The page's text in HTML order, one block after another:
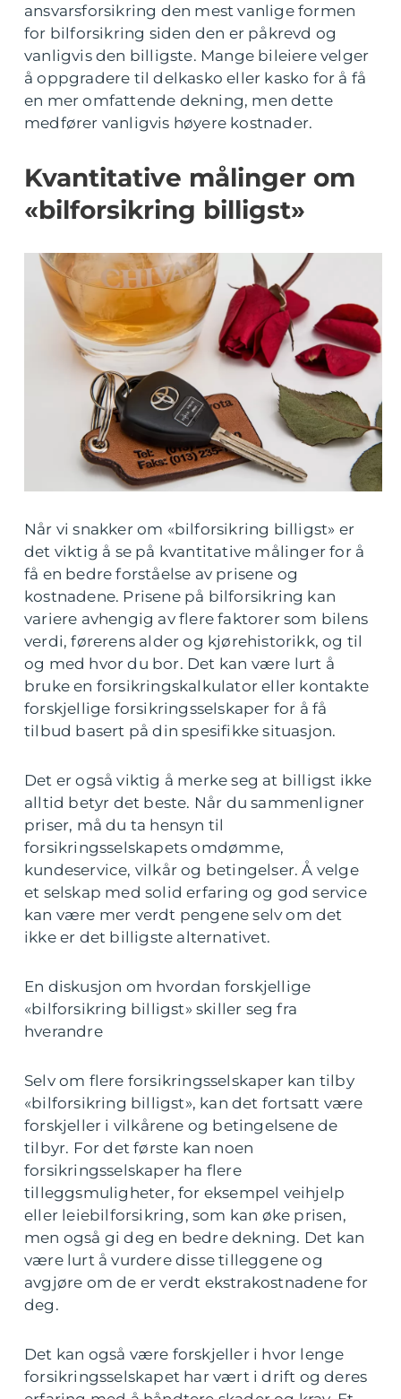
ansvarsforsikring den mest vanlige formen
for bilforsikring siden den er påkrevd og
vanligvis den billigste. Mange bileiere velger
å oppgradere til delkasko eller kasko for å få
en mer omfattende dekning, men dette
medfører vanligvis høyere kostnader.
Kvantitative målinger om
«bilforsikring billigst»
Når vi snakker om «bilforsikring billigst» er
det viktig å se på kvantitative målinger for å
få en bedre forståelse av prisene og
kostnadene. Prisene på bilforsikring kan
variere avhengig av flere faktorer som bilens
verdi, førerens alder og kjørehistorikk, og til
og med hvor du bor. Det kan være lurt å
bruke en forsikringskalkulator eller kontakte
forskjellige forsikringsselskaper for å få
tilbud basert på din spesifikke situasjon.
Det er også viktig å merke seg at billigst ikke
alltid betyr det beste. Når du sammenligner
priser, må du ta hensyn til
forsikringsselskapets omdømme,
kundeservice, vilkår og betingelser. Å velge
et selskap med solid erfaring og god service
kan være mer verdt pengene selv om det
ikke er det billigste alternativet.
En diskusjon om hvordan forskjellige
«bilforsikring billigst» skiller seg fra
hverandre
Selv om flere forsikringsselskaper kan tilby
«bilforsikring billigst», kan det fortsatt være
forskjeller i vilkårene og betingelsene de
tilbyr. For det første kan noen
forsikringsselskaper ha flere
tilleggsmuligheter, for eksempel veihjelp
eller leiebilforsikring, som kan øke prisen,
men også gi deg en bedre dekning. Det kan
være lurt å vurdere disse tilleggene og
avgjøre om de er verdt ekstrakostnadene for
deg.
Det kan også være forskjeller i hvor lenge
forsikringsselskapet har vært i drift og deres